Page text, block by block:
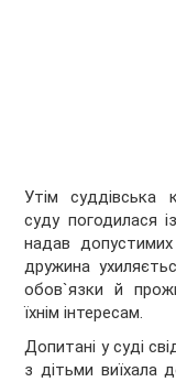
Утім суддівська
суду погодилася
надав
дружина
обов`язки й
їхнім інтересам.
Допитані у суді
з дітьми виїхала